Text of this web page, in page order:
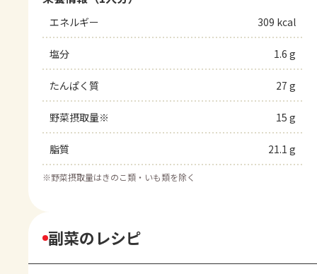
エネルギー 309 kcal
塩分 1.6 g
たんぱく質 27 g
野菜摂取量※ 15 g
脂質 21.1 g
※野菜摂取量はきのこ類・いも類を除く
副菜のレシピ